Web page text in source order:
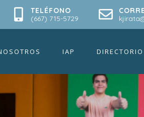
TELÉFONO
(667) 715-5729
IAP DIRECTORIO
Sinaloa